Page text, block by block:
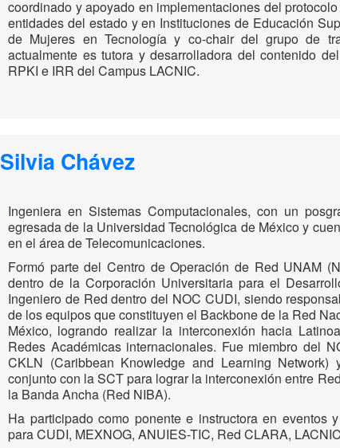
coordinado y apoyado en implementaciones del
entidades del estado y en Instituciones de Educación
de Mujeres en Tecnología y co-chair del grupo de
actualmente es tutora y desarrolladora del contenido
RPKI e IRR del Campus LACNIC.
Silvia Chávez
Ingeniera en Sistemas Computacionales, con un
egresada de la Universidad Tecnológica de México y
en el área de Telecomunicaciones.
Formó parte del Centro de Operación de Red UNAM
dentro de la Corporación Universitaria para el
Ingeniero de Red dentro del NOC CUDI, siendo
de los equipos que constituyen el Backbone de la Red
México, logrando realizar la interconexión hacia
Redes Académicas internacionales. Fue miembro del
CKLN (Caribbean Knowledge and Learning
conjunto con la SCT para lograr la interconexión entre
la Banda Ancha (Red NIBA).
Ha participado como ponente e instructora en eventos
para CUDI, MEXNOG, ANUIES-TIC, Red CLARA,